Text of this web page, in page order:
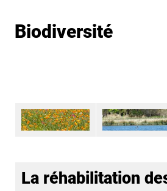
Biodiversité
La réhabilitation